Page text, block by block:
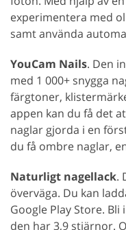
experimentera med
samt använda
YouCam Nails. Den
med 1 000+ snygga
färgtoner,
appen kan du få det
naglar gjorda i en
du få ombre naglar,
Naturligt nagellack.
överväga. Du kan
Google Play Store.
den har 3,9 stjärnor.